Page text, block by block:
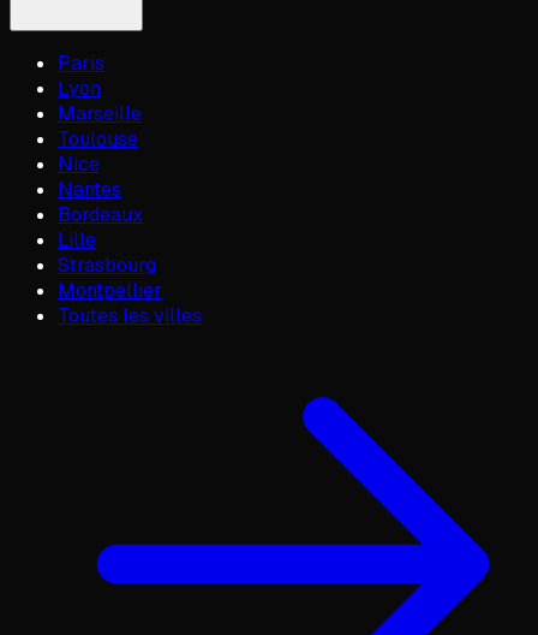
Paris
Lyon
Marseille
Toulouse
Nice
Nantes
Bordeaux
Lille
Strasbourg
Montpellier
Toutes les villes